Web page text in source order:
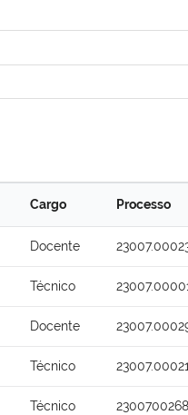
Cargo Processo
Docente
Técnico
Docente
Técnico
Técnico